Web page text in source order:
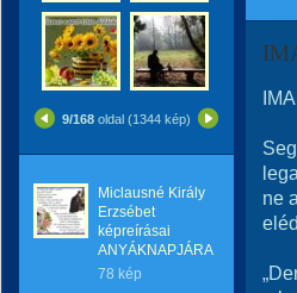
9/168 oldal (1344 kép)
Miclausné Király
Erzsébet
képreírásai
ANYÁKNAPJÁRA
78 kép
ne